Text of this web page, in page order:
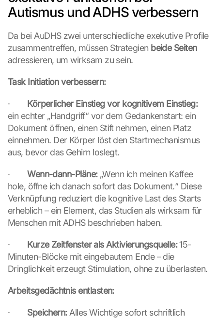
Autismus und ADHS verbessern
Da bei AuDHS zwei unterschiedliche exekutive Profile
zusammentreffen, müssen Strategien beide Seiten
adressieren, um wirksam zu sein.
Task Initiation verbessern:
·
Körperlicher Einstieg vor kognitivem Einstieg:
ein echter „Handgriff“ vor dem Gedankenstart: ein
Dokument öffnen, einen Stift nehmen, einen Platz
einnehmen. Der Körper löst den Startmechanismus
aus, bevor das Gehirn loslegt.
· Wenn-dann-Pläne: „Wenn ich meinen Kaffee
hole, öffne ich danach sofort das Dokument.“ Diese
Verknüpfung reduziert die kognitive Last des Starts
erheblich – ein Element, das Studien als wirksam für
Menschen mit ADHS beschrieben haben.
· Kurze Zeitfenster als Aktivierungsquelle: 15-
Minuten-Blöcke mit eingebautem Ende – die
Dringlichkeit erzeugt Stimulation, ohne zu überlasten.
Arbeitsgedächtnis entlasten:
· Speichern: Alles Wichtige sofort schriftlich
o
g
l
e
a
s